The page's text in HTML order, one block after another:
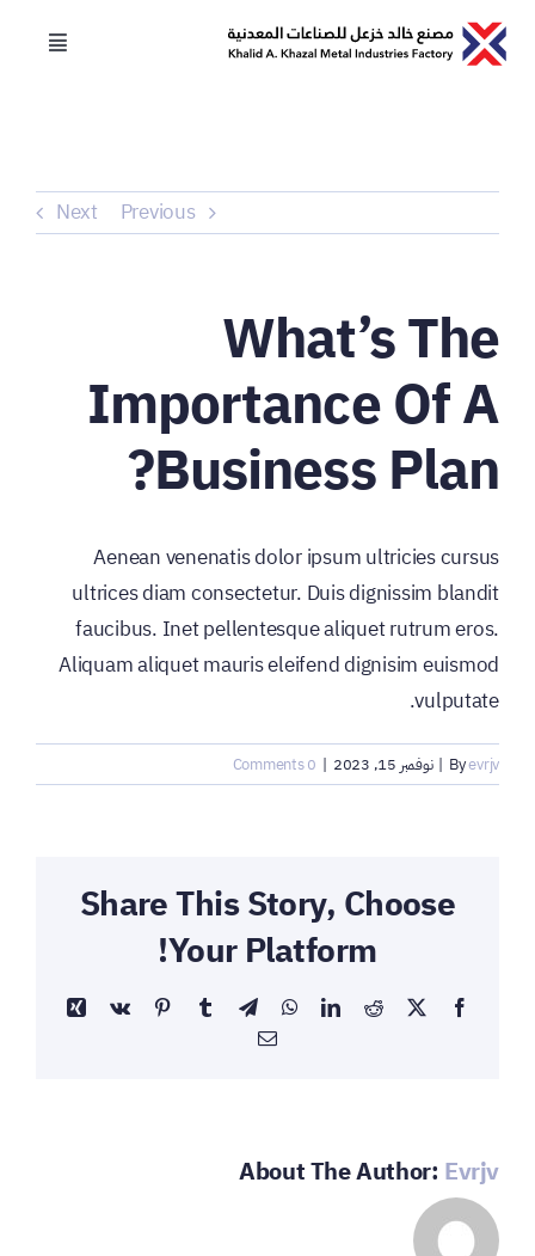
Skip
Toggle
عن المصنع
الخدمات
المشاريع
اتصل بنا
Previous
Next
What’s The
Importance Of A
Business Plan?
Aenean venenatis dolor ipsum ultricies cursus
ultrices diam consectetur. Duis dignissim blandit
faucibus. Inet pellentesque aliquet rutrum eros.
Aliquam aliquet mauris eleifend dignisim euismod
vulputate.
Byevrjv
| نوفمبر 15, 2023 |
0 Comments
Share This Story, Choose
Your Platform!
Facebook
X
Reddit
LinkedIn
WhatsApp
Telegram
Tumblr
Pinterest
Vk
Xing
Email
About The Author: Evrjv